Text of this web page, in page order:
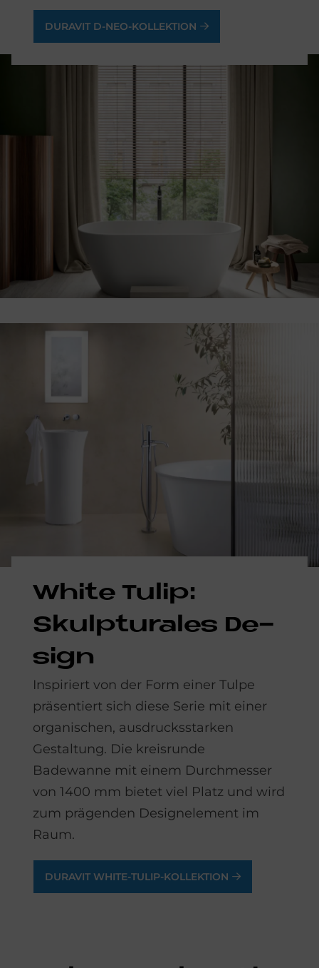
DURAVIT D-NEO-KOLLEKTION
White Tu­lip:
Skulp­tu­ra­les De­
sign
Inspiriert von der Form einer Tulpe
präsentiert sich diese Serie mit einer
organischen, ausdrucksstarken
Gestaltung. Die kreisrunde
Badewanne mit einem Durchmesser
von 1400 mm bietet viel Platz und wird
zum prägenden Designelement im
Raum.
DURAVIT WHITE-TULIP-KOLLEKTION